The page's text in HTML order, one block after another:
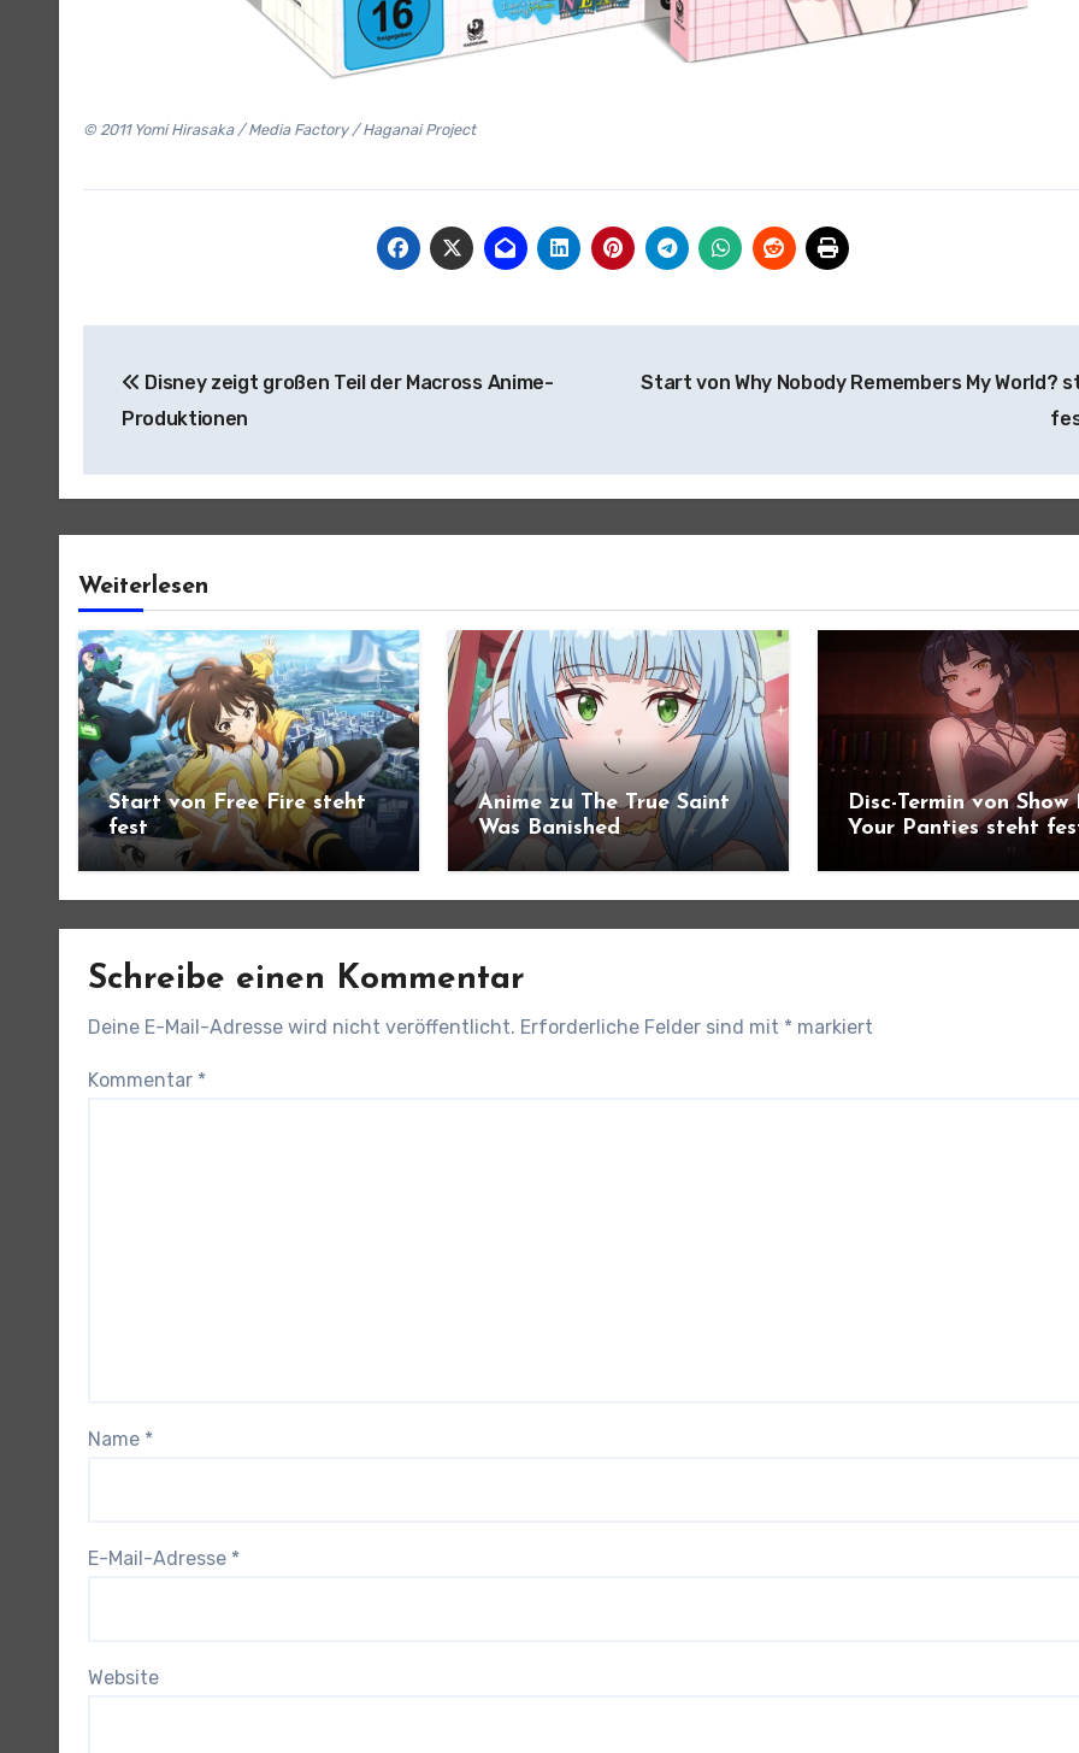
© 2011 Yomi Hirasaka / Media Factory / Haganai Project
Disney zeigt großen Teil der Macross Anime-
Produktionen
Start von Why Nobody Remembers My World?
Weiterlesen
Start von Free Fire steht
fest
Anime zu The True Saint
Was Banished
angekündigt
Disc-Termin von Show
Your Panties steht
Schreibe einen Kommentar
Deine E-Mail-Adresse wird nicht veröffentlicht. Erforderliche Felder sind mit * markiert
Kommentar *
Name *
E-Mail-Adresse *
Website